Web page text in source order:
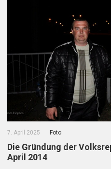
7. April 2025 Foto
Die Gründung der
April 2014